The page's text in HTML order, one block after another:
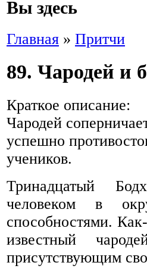
Вы здесь
Главная » Притчи
89. Чародей и
Краткое описание:
Чародей
успешно
учеников.
Тринадцатый
человеком в
способностями.
известный
присутствующим